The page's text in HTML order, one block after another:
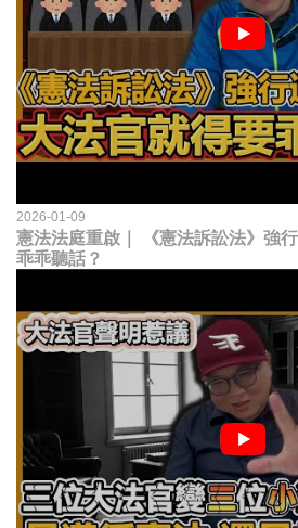
2026-01-09
憲法法庭重啟｜ 《憲法訴訟法》強
乖乖聽話？